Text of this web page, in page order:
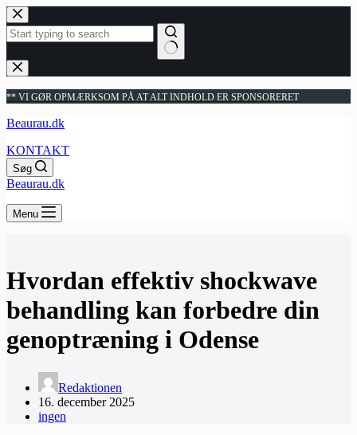
Fortsæt
til
indhold
Ingen
resultater
** VI GØR OPMÆRKSOM PÅ AT ALT INDHOLD ER SPONSORERET
Beaurau.dk
KONTAKT
Søg
Beaurau.dk
Menu
Hvordan effektiv shockwave
behandling kan forbedre din
genoptræning i Odense
Redaktionen
16. december 2025
ingen